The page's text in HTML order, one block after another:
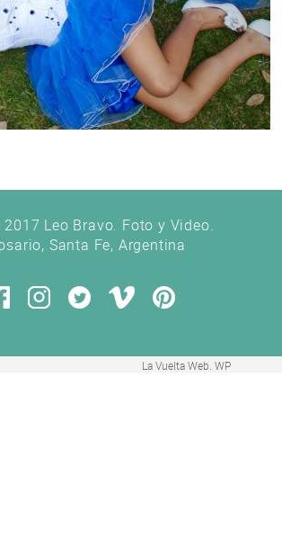
Leo Bravo. Foto y Video.
Santa Fe, Argentina
La Vuelta Web WP